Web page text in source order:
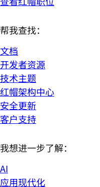
帮我查找：
文档
开发者资源
技术主题
红帽架构中心
安全更新
客户支持
我想进一步了解：
AI
应用现代化